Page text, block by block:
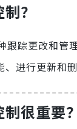
？
跟踪更改和管
进行更新和
很重要？